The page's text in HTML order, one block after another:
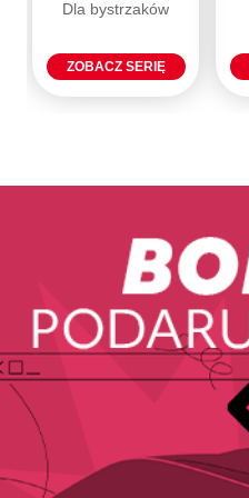
Dla bystrzaków
ZOBACZ SERIĘ